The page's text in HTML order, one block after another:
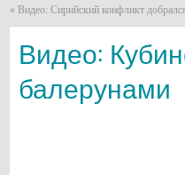
« Видео: Сирийский конфликт
Видео:
балерунами